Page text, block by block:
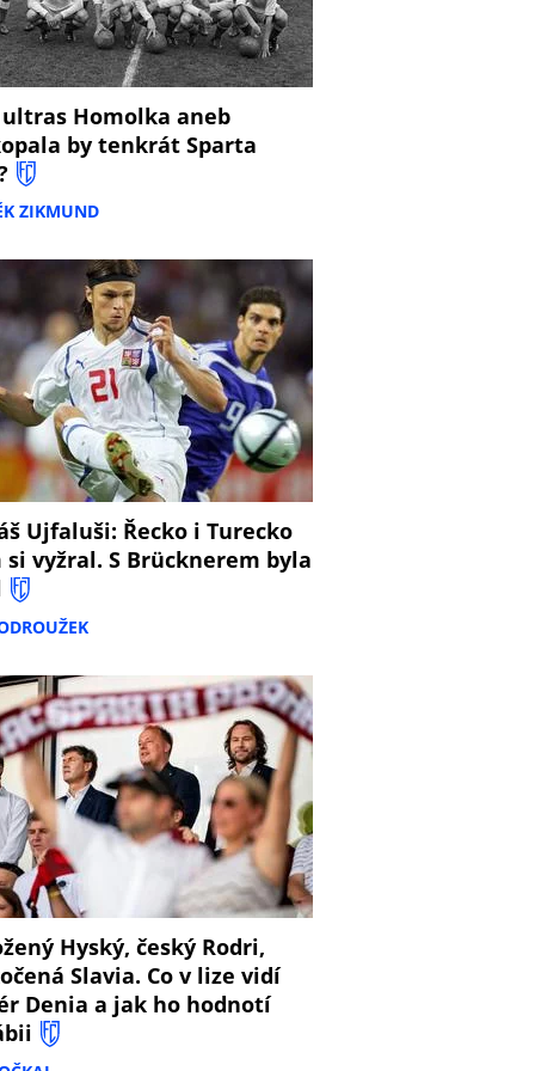
ultras Homolka aneb
by tenkrát Sparta
ZIKMUND
Ujfaluši: Řecko i Turecko
si vyžral. S Brücknerem byla
Hyský, český Rodri,
Slavia. Co v lize vidí
Denia a jak ho hodnotí
8